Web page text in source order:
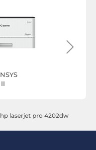
hp laserjet pro 4202dw